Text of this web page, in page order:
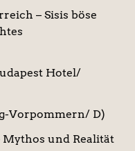
– Sisis böse
Hotel/
Vorpommern/ D)
und Realität